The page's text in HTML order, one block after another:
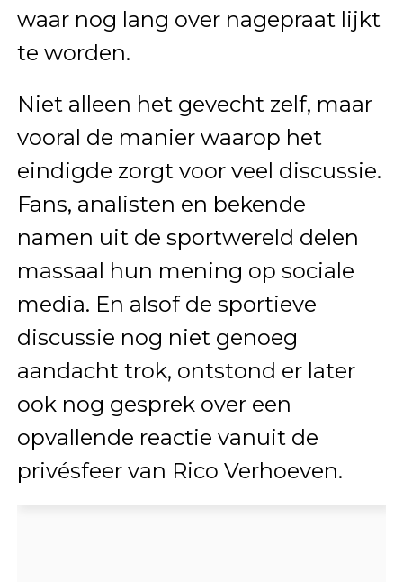
waar nog lang over nagepraat lijkt
te worden.
Niet alleen het gevecht zelf, maar
vooral de manier waarop het
eindigde zorgt voor veel discussie.
Fans, analisten en bekende
namen uit de sportwereld delen
massaal hun mening op sociale
media. En alsof de sportieve
discussie nog niet genoeg
aandacht trok, ontstond er later
ook nog gesprek over een
opvallende reactie vanuit de
privésfeer van Rico Verhoeven.